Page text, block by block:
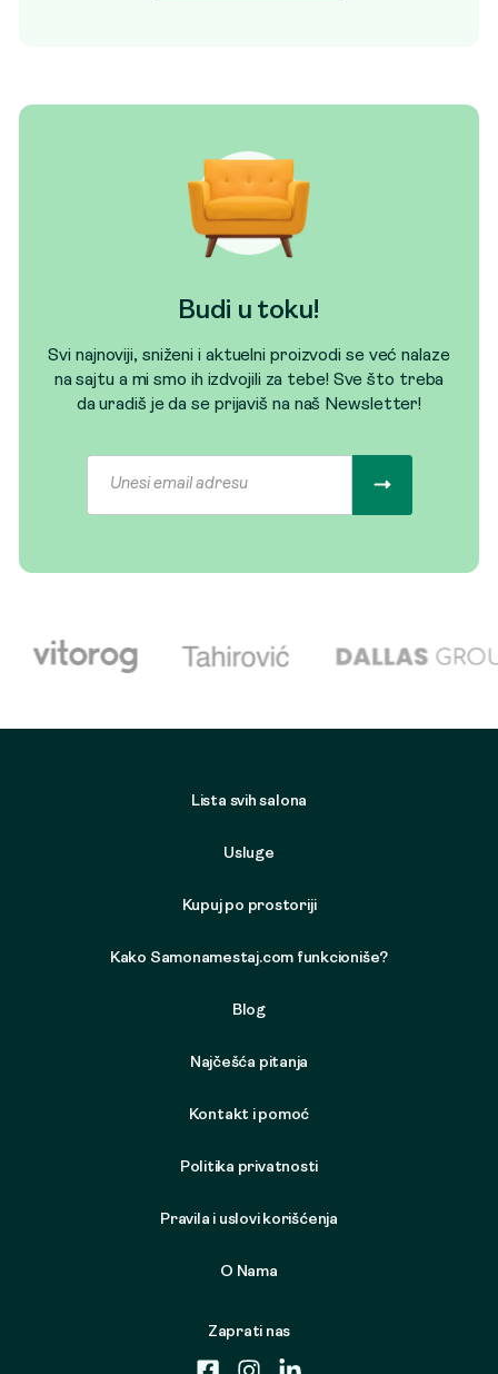
Budi u toku!
Svi najnoviji, sniženi i aktuelni proizvodi se već nalaze
na sajtu a mi smo ih izdvojili za tebe! Sve što treba
da uradiš je da se prijaviš na naš Newsletter!
Lista svih salona
Usluge
Kupuj po prostoriji
Kako Samonamestaj.com funkcioniše?
Blog
Najčešća pitanja
Kontakt i pomoć
Politika privatnosti
Pravila i uslovi korišćenja
O Nama
Zaprati nas